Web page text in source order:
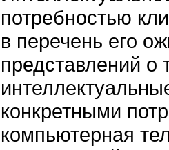
потребностью
в перечень его
представлений о
конкретными
компьютерная